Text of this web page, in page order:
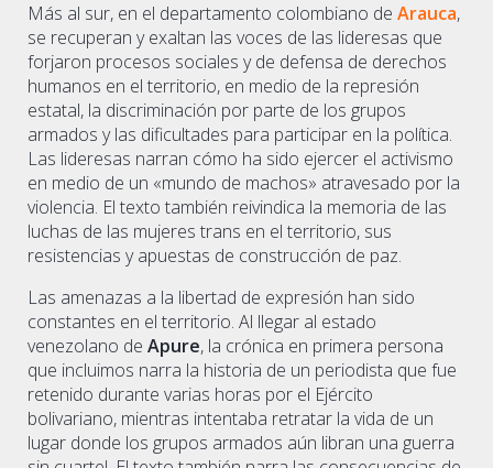
Más al sur, en el departamento colombiano de Arauca,
se recuperan y exaltan las voces de las lideresas que
forjaron procesos sociales y de defensa de derechos
humanos en el territorio, en medio de la represión
estatal, la discriminación por parte de los grupos
armados y las dificultades para participar en la política.
Las lideresas narran cómo ha sido ejercer el activismo
en medio de un «mundo de machos» atravesado por la
violencia. El texto también reivindica la memoria de las
luchas de las mujeres trans en el territorio, sus
resistencias y apuestas de construcción de paz.
Las amenazas a la libertad de expresión han sido
constantes en el territorio. Al llegar al estado
venezolano de Apure, la crónica en primera persona
que incluimos narra la historia de un periodista que fue
retenido durante varias horas por el Ejército
bolivariano, mientras intentaba retratar la vida de un
lugar donde los grupos armados aún libran una guerra